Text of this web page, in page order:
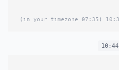
(07:35 in your timezone)
10:44